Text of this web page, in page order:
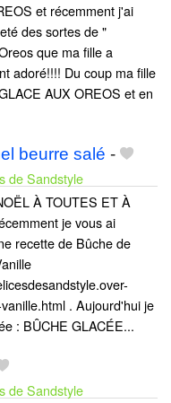
et récemment j'ai
des sortes de "
que ma fille a
adoré!!!! Du coup ma fille
AUX OREOS et en
beurre salé -
de Sandstyle
À TOUTES ET À
je vous ai
recette de Bûche de
. Aujourd'hui je
: BÛCHE GLACÉE...
de Sandstyle